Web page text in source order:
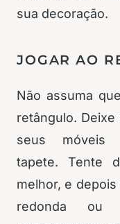
sua decoração.
JOGAR AO
Não assuma
retângulo.
seus
tapete. Tente
melhor, e
redonda